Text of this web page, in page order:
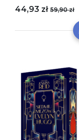
44,93 zł 59,90 zł